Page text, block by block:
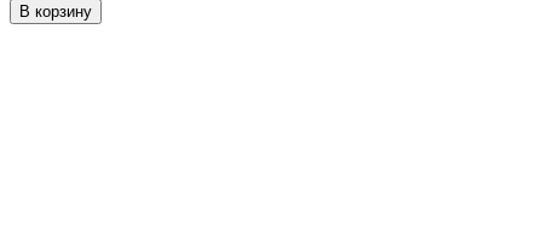
В корзину